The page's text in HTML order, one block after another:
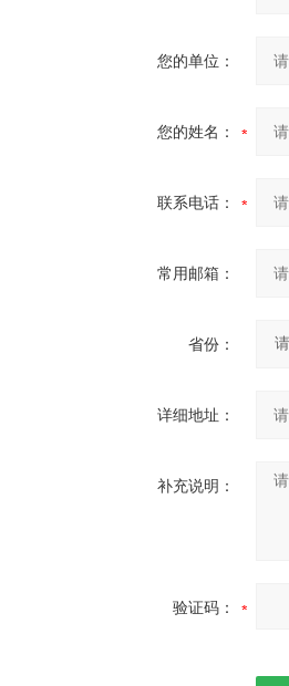
您的单位：
您的姓名：
联系电话：
常用邮箱：
省份：
详细地址：
补充说明：
验证码：